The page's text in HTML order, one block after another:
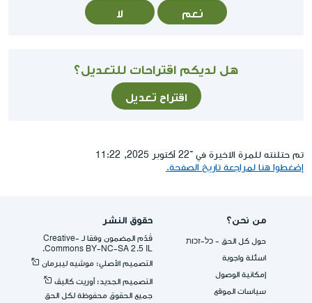
نعم لا
هل لديكم اقتراحات للتعديل؟
اقتراح تعديل
تم حتلنته للمرة الاخيرة في ־22 أكتوبر 2025, 11:22
إضغطوا هنا لمراجعة تاريخ الصفحة.
من نحن؟
حول كل الحق - כל-זכות
اسئلة واجوبة
إمكانية الوصول
سياسات الموقع
حقوق النشر
قُدِّم المضمون وفقا لـ -Creative
Commons BY-NC-SA 2.5 IL.
التصميم الأصلي: موشيه ليبرمان
التصميم الجديد: أوريت كاليڤ
جميع الحقوق محفوظة لكل الحق